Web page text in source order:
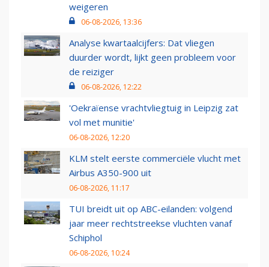
weigeren
06-08-2026, 13:36
Analyse kwartaalcijfers: Dat vliegen
duurder wordt, lijkt geen probleem voor
de reiziger
06-08-2026, 12:22
'Oekraïense vrachtvliegtuig in Leipzig zat
vol met munitie'
06-08-2026, 12:20
KLM stelt eerste commerciële vlucht met
Airbus A350-900 uit
06-08-2026, 11:17
TUI breidt uit op ABC-eilanden: volgend
jaar meer rechtstreekse vluchten vanaf
Schiphol
06-08-2026, 10:24